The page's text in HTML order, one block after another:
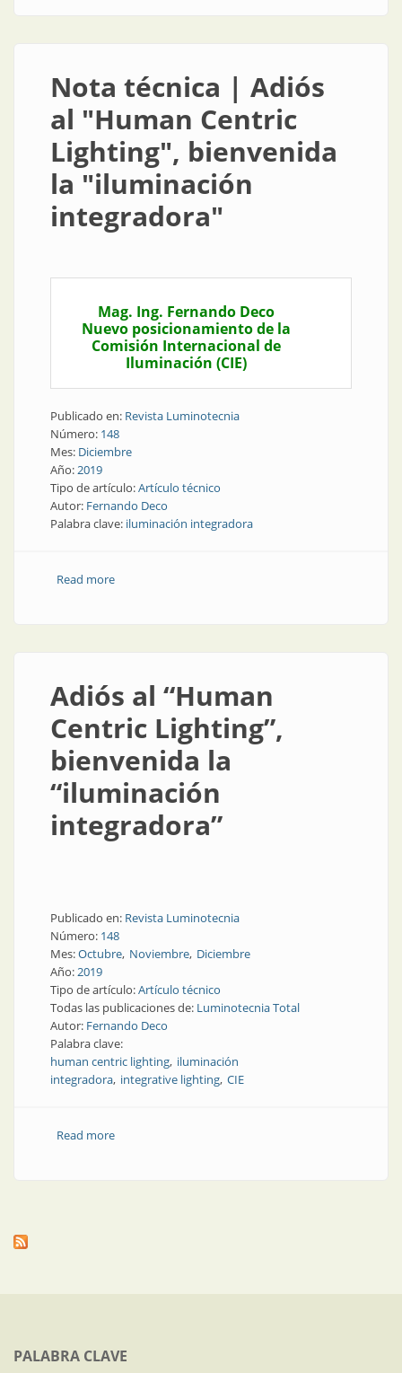
Nota técnica | Adiós
al "Human Centric
Lighting", bienvenida
la "iluminación
integradora"
Mag. Ing. Fernando Deco
Nuevo posicionamiento de la
Comisión Internacional de
Iluminación (CIE)
Publicado en: Revista Luminotecnia
Número: 148
Mes: Diciembre
Año:2019
Tipo de artículo:Artículo técnico
Autor: Fernando Deco
Palabra clave: iluminación integradora
Read moreabout Nota técnica | Adiós al "Human Centric
Adiós al “Human
Centric Lighting”,
bienvenida la
“iluminación
integradora”
Publicado en: Revista Luminotecnia
Número: 148
Mes:Octubre Noviembre Diciembre
Año:2019
Tipo de artículo:Artículo técnico
Todas las publicaciones de: Luminotecnia Total
Autor: Fernando Deco
Palabra clave:
human centric lighting iluminación
integradora integrative lighting CIE
Read moreabout Adiós al “Human Centric Lighting”, bienvenida
PALABRA CLAVE